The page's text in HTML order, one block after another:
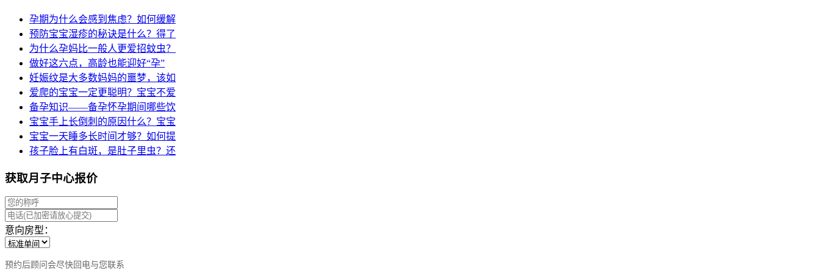
孕期为什么会感到焦虑？如何缓解
预防宝宝湿疹的秘诀是什么？得了
为什么孕妈比一般人更爱招蚊虫？
做好这六点，高龄也能迎好“孕”
妊娠纹是大多数妈妈的噩梦，该如
爱爬的宝宝一定更聪明？宝宝不爱
备孕知识——备孕怀孕期间哪些饮
宝宝手上长倒刺的原因什么？宝宝
宝宝一天睡多长时间才够？如何提
孩子脸上有白斑，是肚子里虫？还
获取月子中心报价
意向房型：
预约后顾问会尽快回电与您联系